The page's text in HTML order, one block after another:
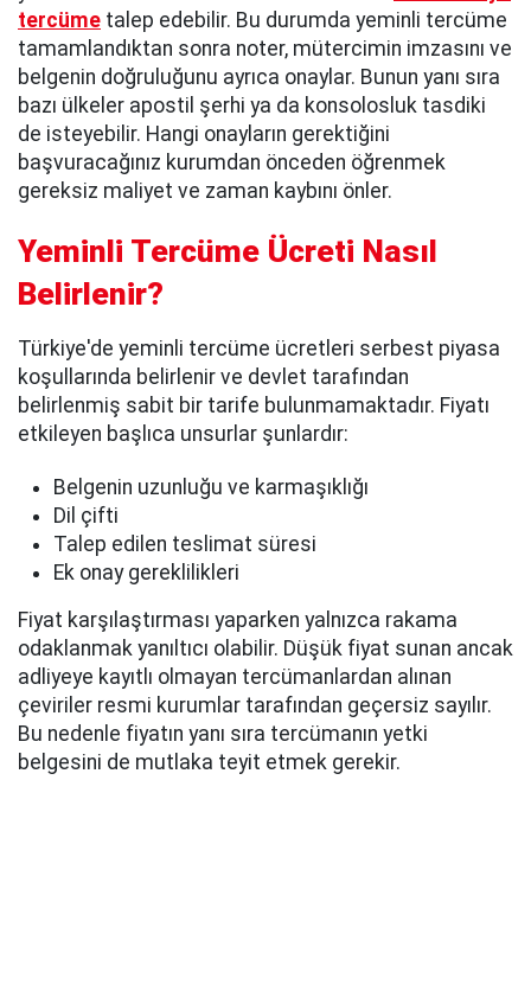
tercüme talep edebilir. Bu durumda yeminli tercüme
tamamlandıktan sonra noter, mütercimin imzasını ve
belgenin doğruluğunu ayrıca onaylar. Bunun yanı sıra
bazı ülkeler apostil şerhi ya da konsolosluk tasdiki
de isteyebilir. Hangi onayların gerektiğini
başvuracağınız kurumdan önceden öğrenmek
gereksiz maliyet ve zaman kaybını önler.
Yeminli Tercüme Ücreti Nasıl
Belirlenir?
Türkiye'de yeminli tercüme ücretleri serbest piyasa
koşullarında belirlenir ve devlet tarafından
belirlenmiş sabit bir tarife bulunmamaktadır. Fiyatı
etkileyen başlıca unsurlar şunlardır:
Belgenin uzunluğu ve karmaşıklığı
Dil çifti
Talep edilen teslimat süresi
Ek onay gereklilikleri
Fiyat karşılaştırması yaparken yalnızca rakama
odaklanmak yanıltıcı olabilir. Düşük fiyat sunan ancak
adliyeye kayıtlı olmayan tercümanlardan alınan
çeviriler resmi kurumlar tarafından geçersiz sayılır.
Bu nedenle fiyatın yanı sıra tercümanın yetki
belgesini de mutlaka teyit etmek gerekir.